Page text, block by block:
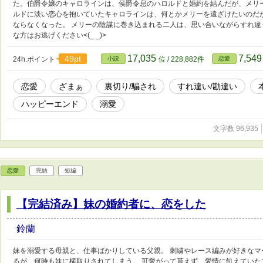
た。伯爵令嬢のキャロラインは、侯爵令息のハロルドと婚約を結んだが、メ
ルドに淡い恋心を抱いていたキャロラインは、何とかメリーを遠ざけたいの
ならなくなった。 メリーの陰謀に巻き込まれる二人は、思い合いながらすれ
な方はお逃げください<(_ _)>
24h.ポイント 49pt 小説 17,035 位 / 228,882件 恋愛
恋愛 ざまぁ 裏切り/騙され すれ違い/勘違い
ハッピーエンド
溺愛
文字数 96,935
恋愛 完結 短編
【完結済み】妹の婚約者に、恋をした
鈴蘭
妹を溺愛する母親と、仕事ばかりしている父親。 刺繍やレース編みが好きな
るが、何時も妹に横取りされてしまう。 可愛がって貰えず、愛情に飢えてい